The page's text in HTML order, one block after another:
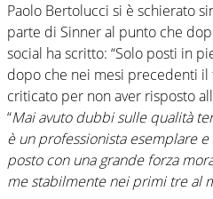
Paolo Bertolucci si è schierato
parte di Sinner al punto che
social ha scritto: “Solo posti in
dopo che nei mesi precedenti il
criticato per non aver risposto
“Mai avuto dubbi sulle qualità
è un professionista esemplare e
posto con una grande forza
me stabilmente nei primi tre al